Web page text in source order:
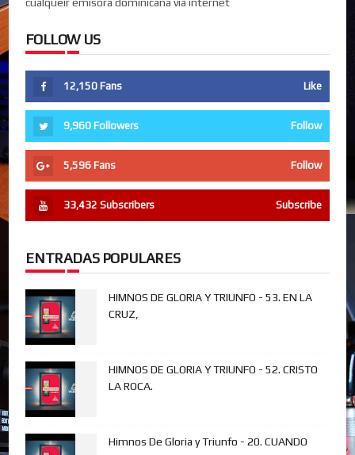
FOLLOW US
12,150 Fans Like
9,960 Followers Follow
5,596 Fans Follow
33,432 Subscribers Subscribe
ENTRADAS POPULARES
HIMNOS DE GLORIA Y TRIUNFO - 53. EN LA
CRUZ,
HIMNOS DE GLORIA Y TRIUNFO - 52. CRISTO
LA ROCA.
Himnos De Gloria y Triunfo - 20. CUANDO